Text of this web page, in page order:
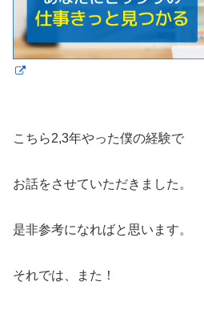
こちら2,3年やった僕の経験で
お話をさせていただきました。
是非参考になればと思います。
それでは、また！